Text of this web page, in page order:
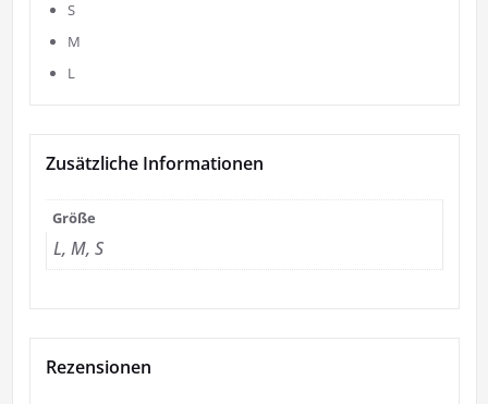
S
M
L
Zusätzliche Informationen
Größe
L, M, S
Rezensionen